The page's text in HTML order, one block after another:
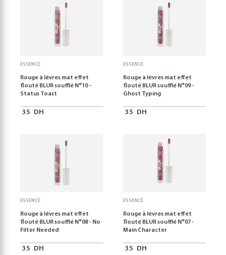
ESSENCE
Rouge à lèvres mat effet
flouté BLUR soufflé N°10 -
Status Toast
35 DH
ESSENCE
Rouge à lèvres mat effet
flouté BLUR soufflé N°09 -
Ghost Typing
35 DH
ESSENCE
Rouge à lèvres mat effet
flouté BLUR soufflé N°08 - No
Filter Needed
35 DH
ESSENCE
Rouge à lèvres mat effet
flouté BLUR soufflé N°07 -
Main Character
35 DH